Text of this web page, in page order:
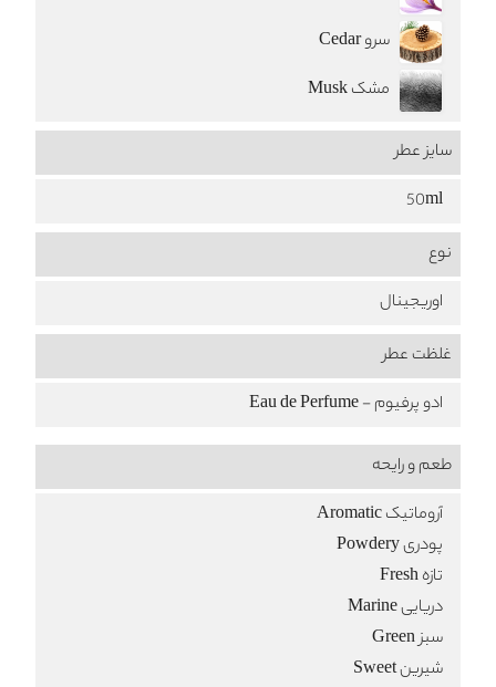
سرو Cedar
مشک Musk
سایز عطر
50ml
نوع
اوریجینال
غلظت عطر
ادو پرفیوم - Eau de Perfume
طعم‌ و رایحه
آروماتیک Aromatic
پودری Powdery
تازه Fresh
دریایی Marine
سبز Green
شیرین Sweet